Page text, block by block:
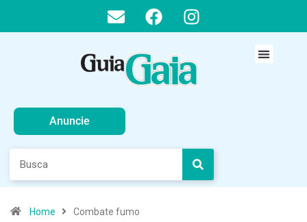
Anuncie
Home Combate fumo